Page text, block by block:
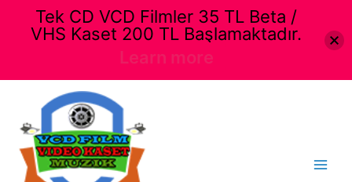
Tek CD VCD Filmler 35 TL Beta /
VHS Kaset 200 TL Başlamaktadır.
Learn more